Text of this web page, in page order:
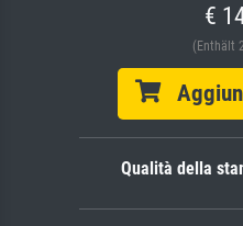
€
(Enthält
Qualità della